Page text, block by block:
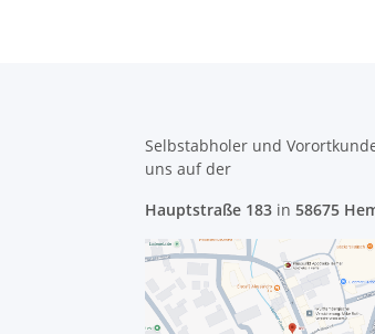
Selbstabholer und
uns auf der
Hauptstraße 183 in 58675